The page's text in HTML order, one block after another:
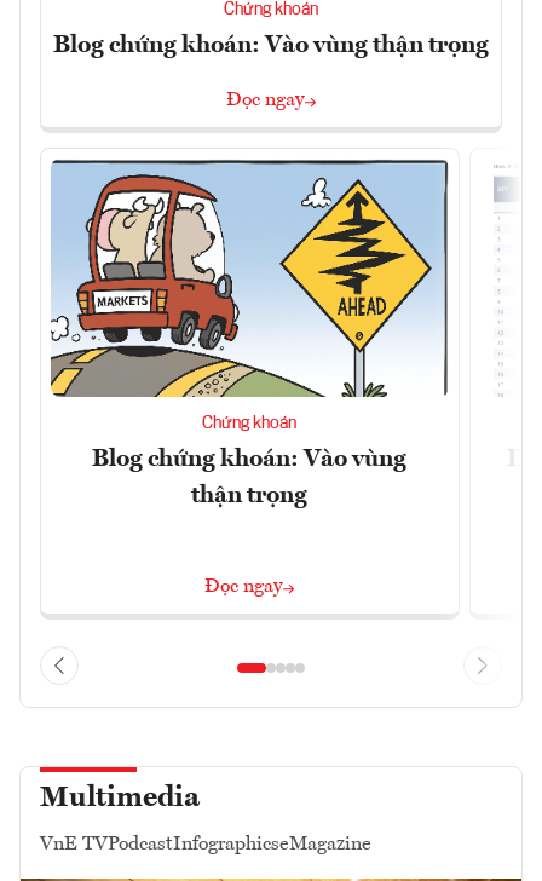
Chứng khoán
Blog chứng khoán: Vào vùng thận trọng
Đọc ngay
Chứng khoán
Blog chứng khoán: Vào vùng
thận trọng
Đọc ngay
Multimedia
VnE TVPodcastInfographicseMagazine